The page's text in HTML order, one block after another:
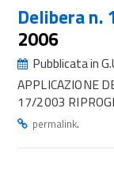
Delibera n.
2006
Pubblicata in
APPLICAZIONE
17/2003
permalink.